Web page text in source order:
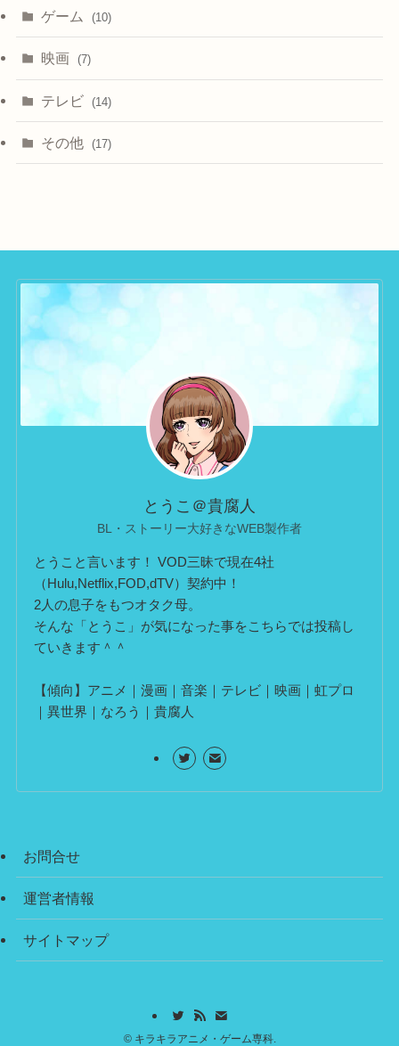
ゲーム (10)
映画 (7)
テレビ (14)
その他 (17)
とうこ＠貴腐人
BL・ストーリー大好きなWEB製作者
とうこと言います！ VOD三昧で現在4社
（Hulu,Netflix,FOD,dTV）契約中！
2人の息子をもつオタク母。
そんな「とうこ」が気になった事をこちらでは投稿し
ていきます＾＾
【傾向】アニメ｜漫画｜音楽｜テレビ｜映画｜虹プロ
｜異世界｜なろう｜貴腐人
お問合せ
運営者情報
サイトマップ
©キラキラアニメ・ゲーム専科.